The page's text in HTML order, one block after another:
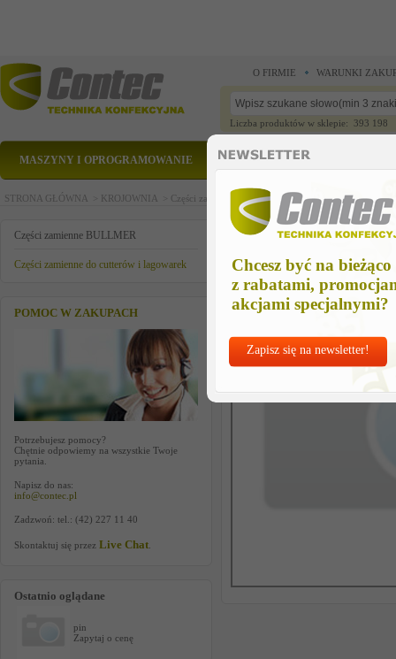
Chcesz być na bieżąco
z rabatami,
akcjami specjalnymi?
Zapisz się na newsletter!
O FIRMIE WARUNKI
Liczba produktów w sklepie: 393 198
MASZYNY I OPROGRAMOWANIE CZĘŚCI ZAMIENNE
STRONA GŁÓWNA > KROJOWNIA > Części zamienne BULLMER > Części zamienne do
Części zamienne BULLMER
Części zamienne do cutterów i lagowarek
POMOC W ZAKUPACH
Potrzebujesz pomocy?
Chętnie odpowiemy na wszystkie Twoje
pytania.
Napisz do nas:
info@contec.pl
Zadzwoń: tel.: (42) 227 11 40
Skontaktuj się przez Live Chat
Ostatnio oglądane
pin
Zapytaj o cenę
pin